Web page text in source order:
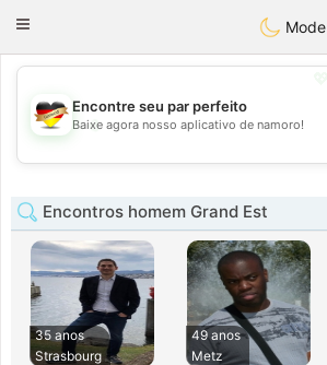
DeutschDating
Toggle
Mode
💖
💕
Encontre seu par perfeito
Baixe agora nosso aplicativo de namoro!
Encontros homem Grand Est
35 anos
Strasbourg
49 anos
Metz